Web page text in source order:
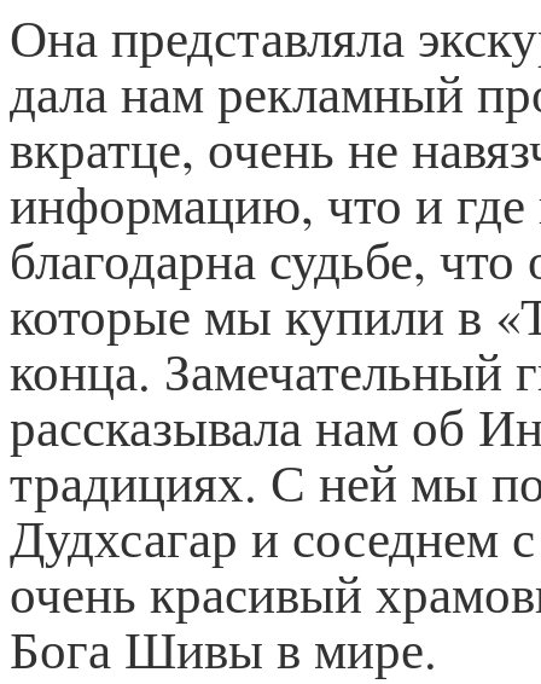
Она представляла
дала нам рекламный
вкратце, очень не
информацию, что и где
благодарна судьбе,
которые мы купили в
конца. Замечательный
рассказывала нам об
традициях. С ней мы
Дудхсагар и соседнем
очень красивый
Бога Шивы в мире.